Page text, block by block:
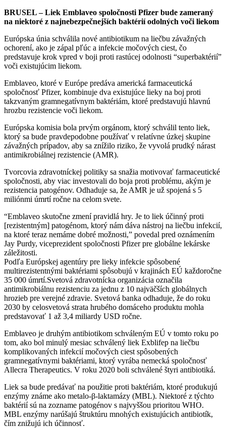
BRUSEL – Liek Emblaveo spoločnosti Pfizer bude zameraný
na niektoré z najnebezpečnejších baktérií odolných voči liekom
Európska únia schválila nové antibiotikum na liečbu závažných
ochorení, ako je zápal pľúc a infekcie močových ciest, čo
predstavuje krok vpred v boji proti rastúcej odolnosti “superbaktérií”
voči existujúcim liekom.
Emblaveo, ktoré v Európe predáva americká farmaceutická
spoločnosť Pfizer, kombinuje dva existujúce lieky na boj proti
takzvaným gramnegatívnym baktériám, ktoré predstavujú hlavnú
hrozbu rezistencie voči liekom.
Európska komisia bola prvým orgánom, ktorý schválil tento liek,
ktorý sa bude pravdepodobne používať v relatívne úzkej skupine
závažných prípadov, aby sa znížilo riziko, že vyvolá prudký nárast
antimikrobiálnej rezistencie (AMR).
Tvorcovia zdravotníckej politiky sa snažia motivovať farmaceutické
spoločnosti, aby viac investovali do boja proti problému, akým je
rezistencia patogénov. Odhaduje sa, že AMR je už spojená s 5
miliónmi úmrtí ročne na celom svete.
“Emblaveo skutočne zmení pravidlá hry. Je to liek účinný proti
[rezistentným] patogénom, ktorý nám dáva nástroj na liečbu infekcií,
na ktoré teraz nemáme dobré možnosti,” povedal pred oznámením
Jay Purdy, viceprezident spoločnosti Pfizer pre globálne lekárske
záležitosti.
Podľa Európskej agentúry pre lieky infekcie spôsobené
multirezistentnými baktériami spôsobujú v krajinách EÚ každoročne
35 000 úmrtí.Svetová zdravotnícka organizácia označila
antimikrobiálnu rezistenciu za jednu z 10 najväčších globálnych
hrozieb pre verejné zdravie. Svetová banka odhaduje, že do roku
2030 by celosvetová strata hrubého domáceho produktu mohla
predstavovať 1 až 3,4 miliardy USD ročne.
Emblaveo je druhým antibiotikom schváleným EÚ v tomto roku po
tom, ako bol minulý mesiac schválený liek Exblifep na liečbu
komplikovaných infekcií močových ciest spôsobených
gramnegatívnymi baktériami, ktorý vyrába nemecká spoločnosť
Allecra Therapeutics. V roku 2020 boli schválené štyri antibiotiká.
Liek sa bude predávať na použitie proti baktériám, ktoré produkujú
enzýmy známe ako metalo-β-laktamázy (MBL). Niektoré z týchto
baktérií sú na zozname patogénov s najvyššou prioritou WHO.
MBL enzýmy narúšajú štruktúru mnohých existujúcich antibiotík,
čím znižujú ich účinnosť.